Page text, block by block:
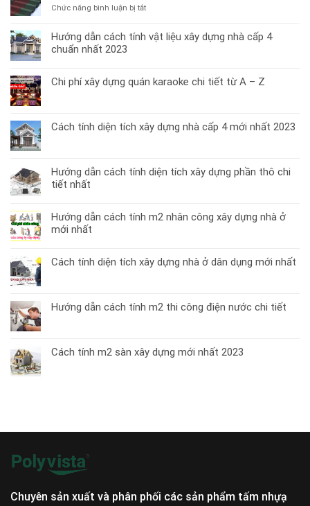
giá
lợp
phủ
Chức năng bình luận bị tắtở
giá
tấm
thái
nhất
Hướng dẫn cách tính vật liệu xây dựng nhà cấp 4
chuẩn nhất 2023
Chi phí xây dựng quán karaoke chi tiết từ A – Z
Cách tính diện tích xây dựng nhà cấp 4 mới nhất 2023
Hướng dẫn cách tính diện tích xây dựng phần thô chi
tiết nhất
Hướng dẫn cách tính m2 nhân công xây dựng nhà ở
mới nhất
Cách tính diện tích xây dựng nhà ở dân dụng mới nhất
Hướng dẫn cách tính m2 thi công điện nước chi tiết
Cách tính m2 sàn xây dựng mới nhất 2023
Chuyên sản xuất và phân phối các sản phẩm tấm nhựạ